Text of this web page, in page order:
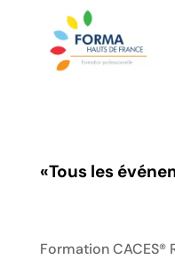
«Tous les
Formation CACES®